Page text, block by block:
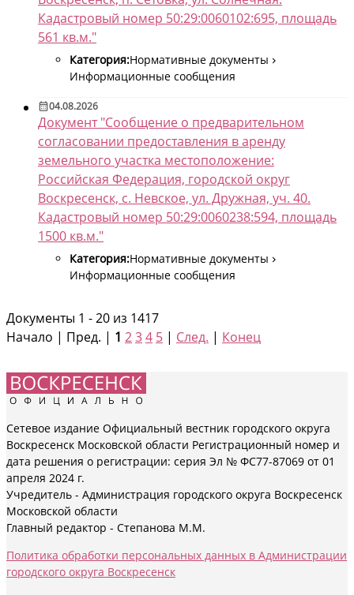
Кадастровый номер 50:29:0060102:695, площадь
561 кв.м."
Категория:Нормативные документы
Информационные сообщения
04.08.2026
Документ "Сообщение о предварительном
согласовании предоставления в аренду
земельного участка местоположение:
Российская Федерация, городской округ
Воскресенск, с. Невское, ул. Дружная, уч. 40.
Кадастровый номер 50:29:0060238:594, площадь
1500 кв.м."
Категория:Нормативные документы
Информационные сообщения
Документы 1 - 20 из 1417
Начало | Пред. | 1 234 5 | След. | Конец
Сетевое издание Официальный вестник городского округа
Воскресенск Московской области Регистрационный номер и
дата решения о регистрации: серия Эл № ФС77-87069 от 01
апреля 2024 г.
Учредитель - Администрация городского округа Воскресенск
Московской области
Главный редактор - Степанова М.М.
Политика обработки персональных данных в Администрации
городского округа Воскресенск